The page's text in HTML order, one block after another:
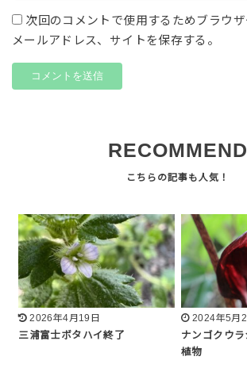
次回のコメントで使用するためブラウザ
メールアドレス、サイトを保存する。
RECOMMEND
2026年4月19日
三浦富士ボタハイ終了
2024年5月
ナンゴクウ
植物